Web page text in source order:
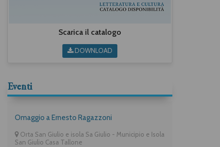
Scarica il catalogo
DOWNLOAD
Eventi
Omaggio a Ernesto Ragazzoni
Orta San Giulio e isola Sa Giulio - Municipio e Isola
San Giulio Casa Tallone